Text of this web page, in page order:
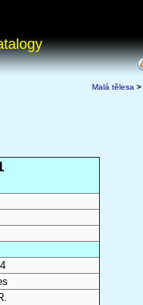
Malá tělesa >